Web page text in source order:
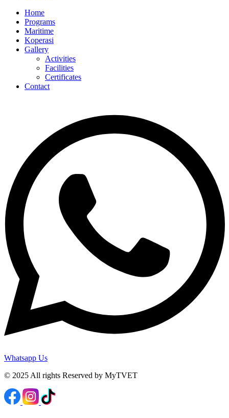
Home
Programs
Maritime
Koperasi
Gallery
Activities
Facilities
Certificates
Contact
Whatsapp Us
© 2025 All rights Reserved by MyTVET